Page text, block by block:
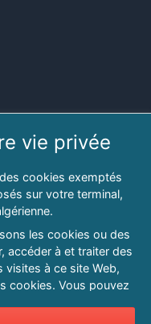
vie privée
cookies exemptés
sur votre terminal,
les cookies ou des
accéder à et traiter des
visites à ce site Web,
cookies. Vous pouvez
cliquant sur « Refuser